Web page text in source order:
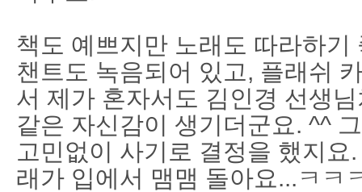
책도 예쁘지만 노래도 따라하기
챈트도 녹음되어 있고, 플래쉬
서 제가 혼자서도 김인경 선생
같은 자신감이 생기더군요. ^^
고민없이 사기로 결정을 했지요
래가 입에서 맴맴 돌아요...ㅋㅋ